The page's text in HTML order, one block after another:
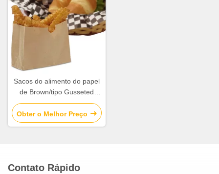
Sacos do alimento do papel
de Brown/tipo Gusseted
graxa dos sacos do petisco
papel de embalagem
Resistente
Obter o Melhor Preço
Contato Rápido